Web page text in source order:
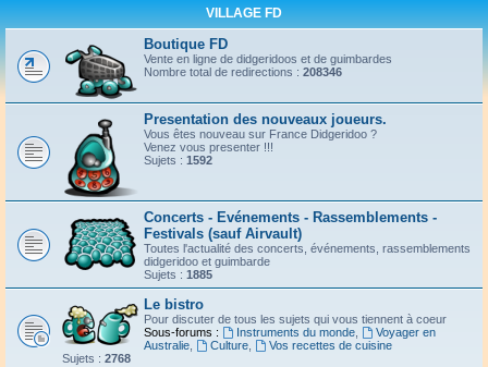
VILLAGE FD
Boutique FD
Vente en ligne de didgeridoos et de guimbardes
Nombre total de redirections : 208346
Presentation des nouveaux joueurs.
Vous êtes nouveau sur France Didgeridoo ?
Venez vous presenter !!!
Sujets : 1592
Concerts - Evénements - Rassemblements -
Festivals (sauf Airvault)
Toutes l'actualité des concerts, événements, rassemblements
didgeridoo et guimbarde
Sujets : 1885
Le bistro
Pour discuter de tous les sujets qui vous tiennent à coeur
Sous-forums :
Instruments du monde,
Voyager en
Australie
Culture,
Vos recettes de cuisine
Sujets : 2768